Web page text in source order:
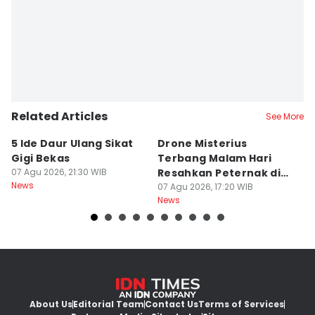
Related Articles See More
5 Ide Daur Ulang Sikat
Gigi Bekas
07 Agu 2026, 21:30 WIB
News
Drone Misterius
Terbang Malam Hari
Resahkan Peternak di
Marga Tabanan
07 Agu 2026, 17:20 WIB
News
About UsEditorial TeamContact UsTerms of Services